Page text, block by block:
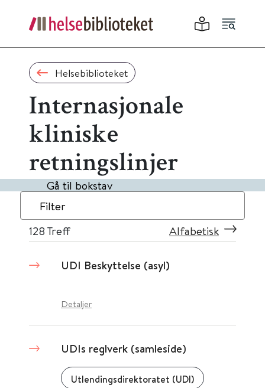
Helsebiblioteket
Internasjonale
kliniske
retningslinjer
Gå til bokstav
Filter
128 Treff Alfabetisk
UDI Beskyttelse (asyl)
Detaljer
UDIs reglverk (samleside)
Utlendingsdirektoratet (UDI)